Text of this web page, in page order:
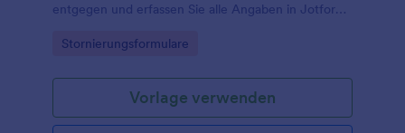
entgegen und erfassen Sie alle Angaben in Jotform
Verwaltung und Mitgliederbetreuung.
Go to Category:
Stornierungsformulare
Vorlage verwenden